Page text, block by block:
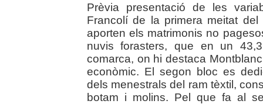
Prèvia presentació de les
Francolí de la primera meitat
aporten els matrimonis no
nuvis forasters, que en un
comarca, on hi destaca
econòmic. El segon bloc es
dels menestrals del ram tèxtil,
botam i molins. Pel que fa al